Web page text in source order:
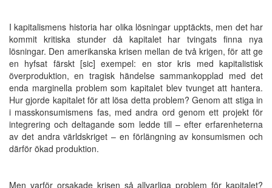
I kapitalismens historia har olika lösningar upptäckts, men det har
kommit kritiska stunder då kapitalet har tvingats finna nya
lösningar. Den amerikanska krisen mellan de två krigen, för att ge
en hyfsat färskt [sic] exempel: en stor kris med kapitalistisk
överproduktion, en tragisk händelse sammankopplad med det
enda marginella problem som kapitalet blev tvunget att hantera.
Hur gjorde kapitalet för att lösa detta problem? Genom att stiga in
i masskonsumismens fas, med andra ord genom ett projekt för
integrering och deltagande som ledde till – efter erfarenheterna
av det andra världskriget – en förlängning av konsumismen och
därför ökad produktion.
Men varför orsakade krisen så allvarliga problem för kapitalet?